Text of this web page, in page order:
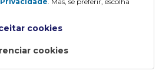
cookies
cookies